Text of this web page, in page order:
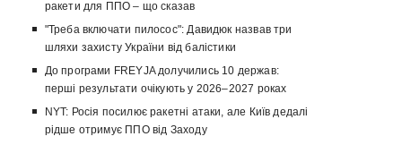
ракети для ППО – що сказав
"Треба включати пилосос": Давидюк назвав три
шляхи захисту України від балістики
До програми FREYJA долучились 10 держав:
перші результати очікують у 2026–2027 роках
NYT: Росія посилює ракетні атаки, але Київ дедалі
рідше отримує ППО від Заходу